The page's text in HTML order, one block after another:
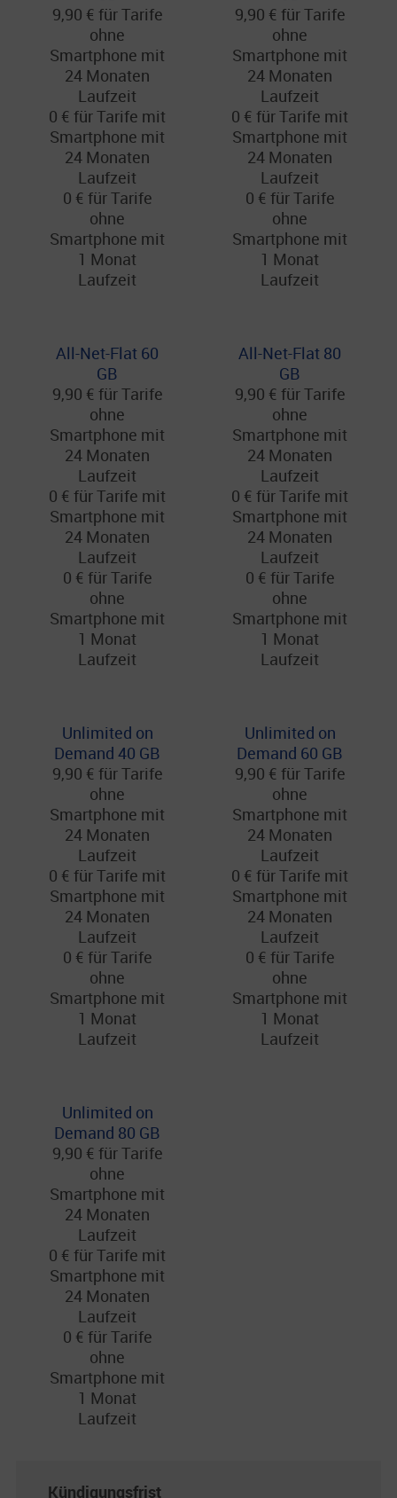
9,90 € für Tarife
ohne
Smartphone mit
24 Monaten
Laufzeit
0 € für Tarife mit
Smartphone mit
24 Monaten
Laufzeit
0 € für Tarife
ohne
Smartphone mit
1 Monat
Laufzeit
9,90 € für Tarife
ohne
Smartphone mit
24 Monaten
Laufzeit
0 € für Tarife mit
Smartphone mit
24 Monaten
Laufzeit
0 € für Tarife
ohne
Smartphone mit
1 Monat
Laufzeit
All-Net-Flat 60
GB
9,90 € für Tarife
ohne
Smartphone mit
24 Monaten
Laufzeit
0 € für Tarife mit
Smartphone mit
24 Monaten
Laufzeit
0 € für Tarife
ohne
Smartphone mit
1 Monat
Laufzeit
All-Net-Flat 80
GB
9,90 € für Tarife
ohne
Smartphone mit
24 Monaten
Laufzeit
0 € für Tarife mit
Smartphone mit
24 Monaten
Laufzeit
0 € für Tarife
ohne
Smartphone mit
1 Monat
Laufzeit
Unlimited on
Demand 40 GB
9,90 € für Tarife
ohne
Smartphone mit
24 Monaten
Laufzeit
0 € für Tarife mit
Smartphone mit
24 Monaten
Laufzeit
0 € für Tarife
ohne
Smartphone mit
1 Monat
Laufzeit
Unlimited on
Demand 60 GB
9,90 € für Tarife
ohne
Smartphone mit
24 Monaten
Laufzeit
0 € für Tarife mit
Smartphone mit
24 Monaten
Laufzeit
0 € für Tarife
ohne
Smartphone mit
1 Monat
Laufzeit
Unlimited on
Demand 80 GB
9,90 € für Tarife
ohne
Smartphone mit
24 Monaten
Laufzeit
0 € für Tarife mit
Smartphone mit
24 Monaten
Laufzeit
0 € für Tarife
ohne
Smartphone mit
1 Monat
Laufzeit
Kündigungsfrist